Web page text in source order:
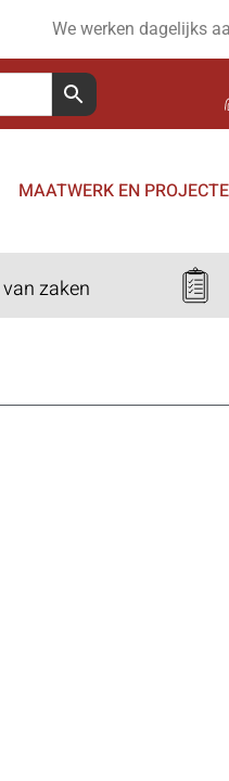
We werken dagelijks
MAATWERK EN
zaken